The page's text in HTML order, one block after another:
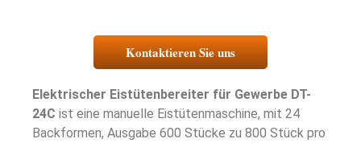
Kontaktieren Sie uns
Elektrischer Eistütenbereiter für Gewerbe DT-
24C ist eine manuelle Eistütenmaschine, mit 24
Backformen, Ausgabe 600 Stücke zu 800 Stück pro